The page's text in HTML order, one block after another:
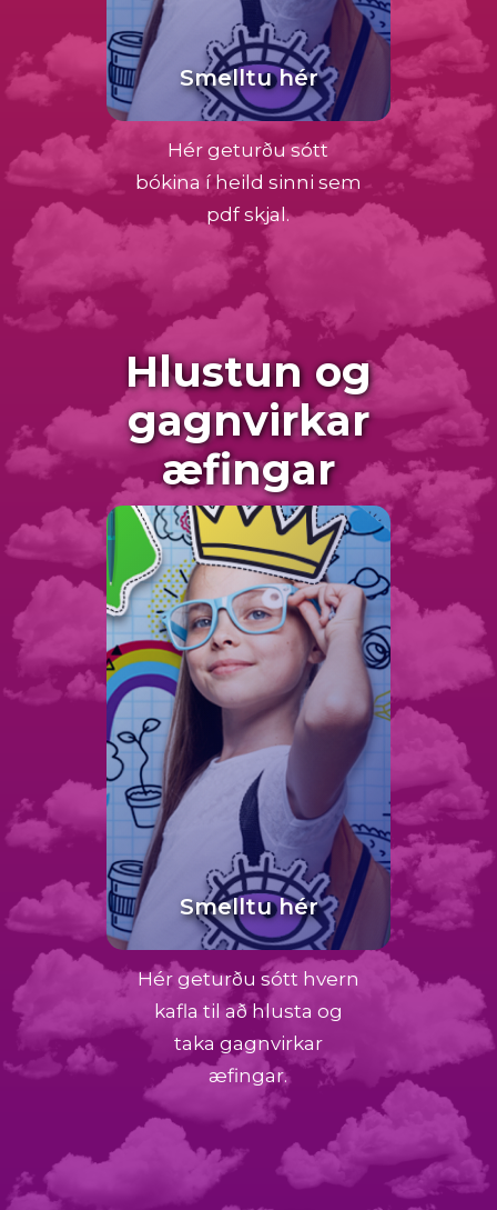
Smelltu hér
Hér geturðu sótt
bókina í heild sinni sem
pdf skjal.
Hlustun og
gagnvirkar
æfingar
Smelltu hér
Hér geturðu sótt hvern
kafla til að hlusta og
taka gagnvirkar
æfingar.